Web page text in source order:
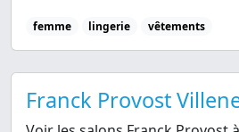
femme lingerie vêtements
Franck Provost